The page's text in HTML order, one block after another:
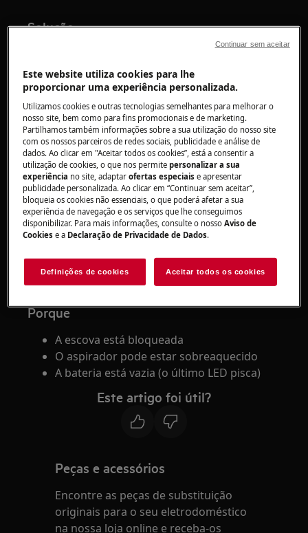
Solução
emaranhados do rolo da escova.
Verifique se a escova, o tubo, a mangueira ou os
filtros estão obstruídos e / ou sujos.
Deixe o produto arrefecer no mínimo 2 horas
no suporte de carregamento antes de iniciá-lo
novamente.
3. Carregue o aspirador.
4. Se o aspirador ainda não funcionar, dirija-
se umcentro de serviço autorizado.
Porque
A escova está bloqueada
O aspirador pode estar sobreaquecido
A bateria está vazia (o último LED pisca)
Este artigo foi útil?
Peças e acessórios
Encontre as peças de substituição
originais para o seu eletrodoméstico
na nossa loja online e receba-os
Este website utiliza cookies para lhe
proporcionar uma experiência personalizada.
Utilizamos cookies e outras tecnologias semelhantes para melhorar o
nosso site, bem como para fins promocionais e de marketing.
Partilhamos também informações sobre a sua utilização do nosso site
com os nossos parceiros de redes sociais, publicidade e análise de
dados. Ao clicar em "Aceitar todos os cookies”, está a consentir a
utilização de cookies, o que nos permitepersonalizar a sua
experiência no site, adaptarofertas especiaise apresentar
publicidade personalizada. Ao clicar em “Continuar sem aceitar”,
bloqueia os cookies não essenciais, o que poderá afetar a sua
experiência de navegação e os serviços que lhe conseguimos
disponibilizar. Para mais informações, consulte o nossoAviso de
Cookies e a Declaração de Privacidade de Dados.
Definições de cookies Aceitar todos os cookies
Continuar sem aceitar